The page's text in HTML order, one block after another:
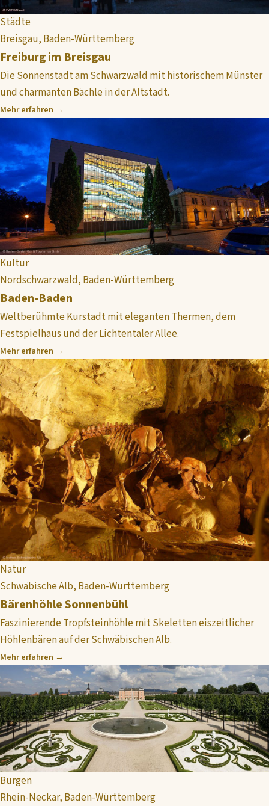
Städte
Breisgau, Baden-Württemberg
Freiburg im Breisgau
Die Sonnenstadt am Schwarzwald mit historischem Münster
und charmanten Bächle in der Altstadt.
Mehr erfahren →
Kultur
Nordschwarzwald, Baden-Württemberg
Baden-Baden
Weltberühmte Kurstadt mit eleganten Thermen, dem
Festspielhaus und der Lichtentaler Allee.
Mehr erfahren →
Natur
Schwäbische Alb, Baden-Württemberg
Bärenhöhle Sonnenbühl
Faszinierende Tropfsteinhöhle mit Skeletten eiszeitlicher
Höhlenbären auf der Schwäbischen Alb.
Mehr erfahren →
Burgen
Rhein-Neckar, Baden-Württemberg